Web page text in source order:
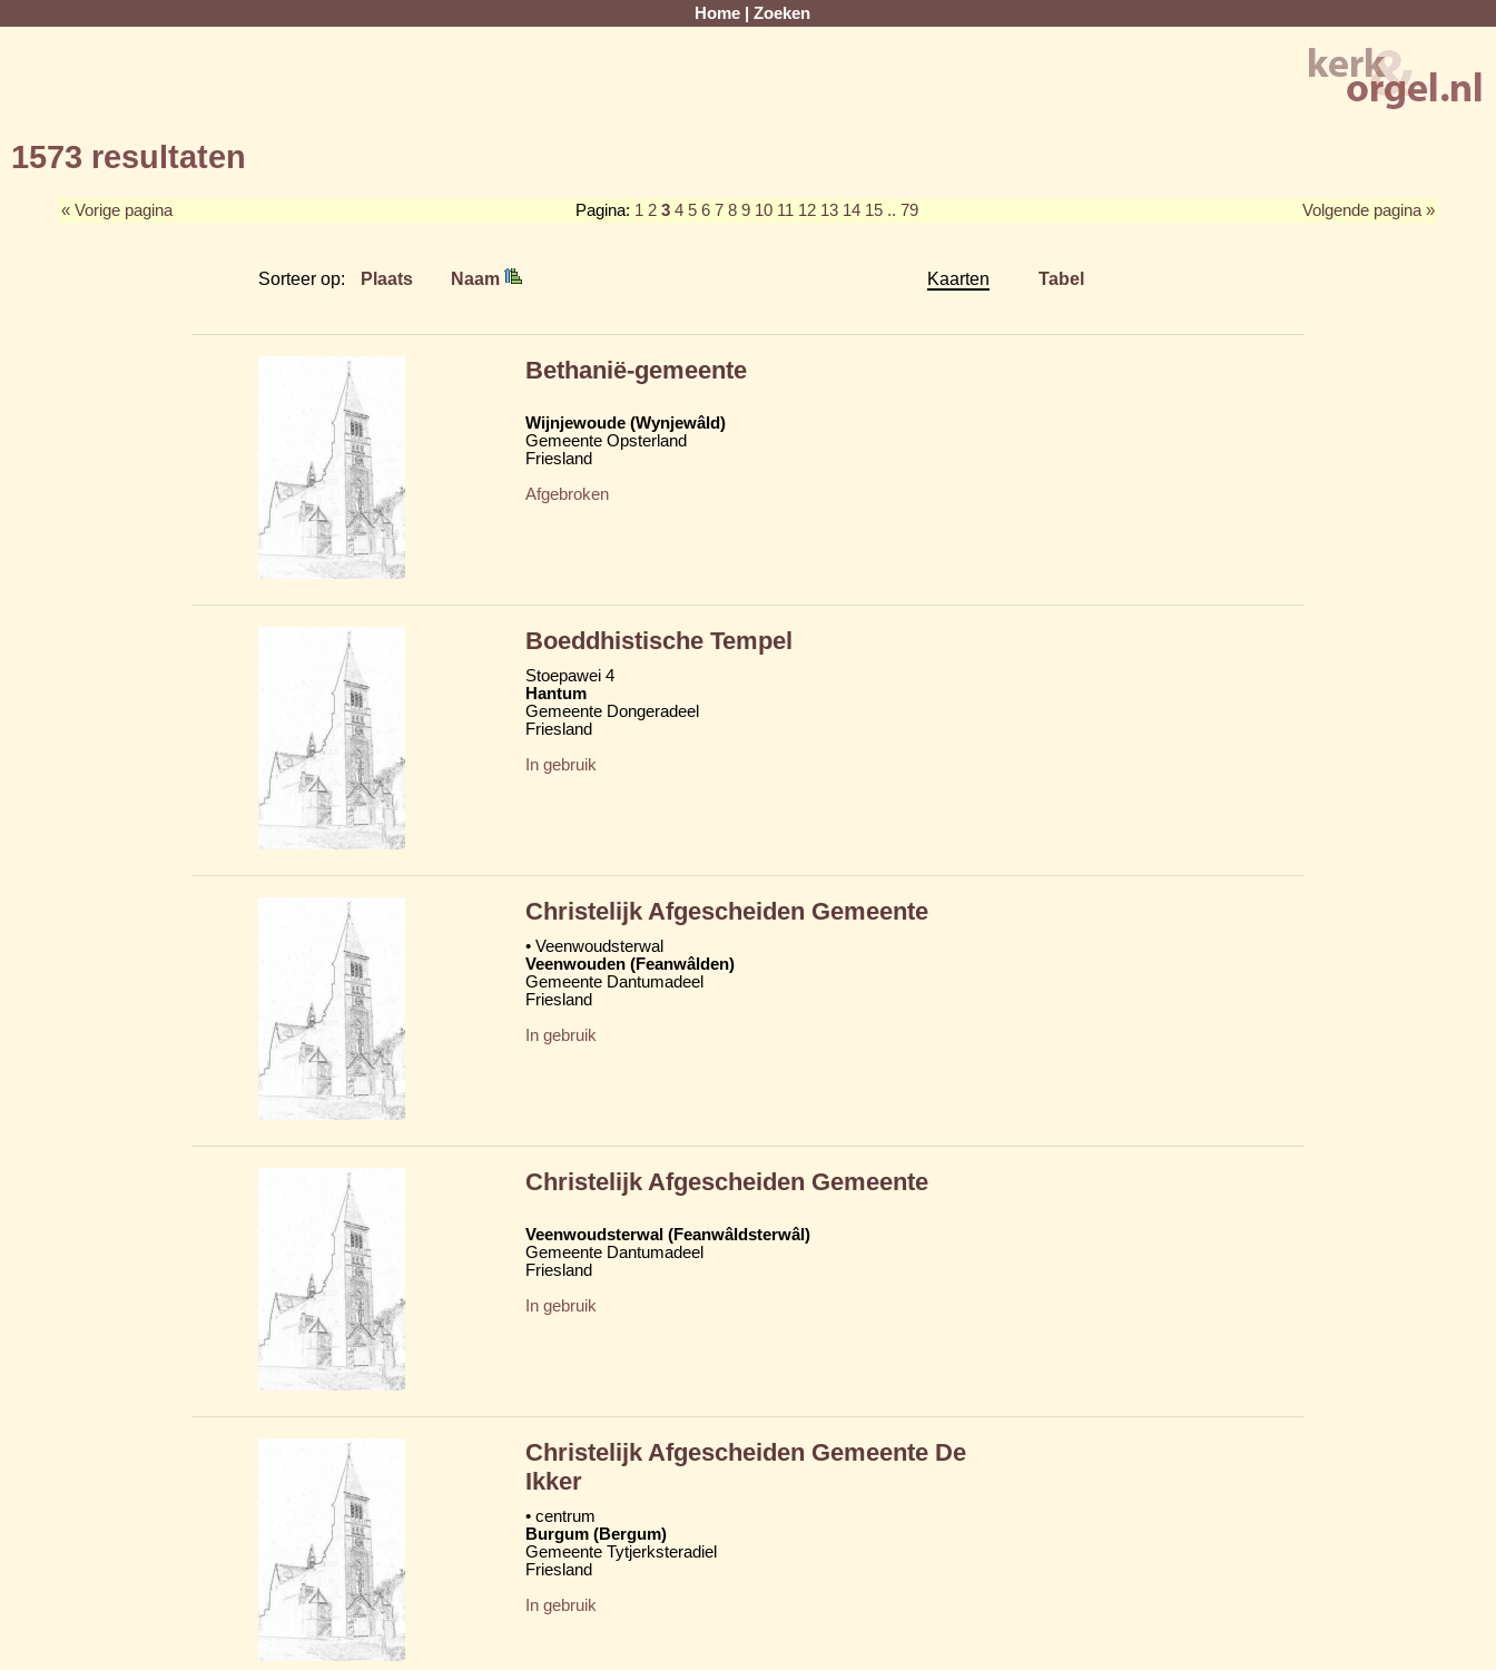
Home Zoeken
1573 resultaten
« Vorige pagina Pagina: 1 2 3 4 5 6 7 8 9 10 11 12 13 14 15 .. 79 Volgende pagina »
Sorteer op: Plaats Naam Kaarten Tabel
Bethanië-gemeente
Wijnjewoude (Wynjewâld)
Gemeente Opsterland
Friesland
Afgebroken
Boeddhistische Tempel
Stoepawei 4
Hantum
Gemeente Dongeradeel
Friesland
In gebruik
Christelijk Afgescheiden Gemeente
• Veenwoudsterwal
Veenwouden (Feanwâlden)
Gemeente Dantumadeel
Friesland
In gebruik
Christelijk Afgescheiden Gemeente
Veenwoudsterwal (Feanwâldsterwâl)
Gemeente Dantumadeel
Friesland
In gebruik
Christelijk Afgescheiden Gemeente De
Ikker
• centrum
Burgum (Bergum)
Gemeente Tytjerksteradiel
Friesland
In gebruik